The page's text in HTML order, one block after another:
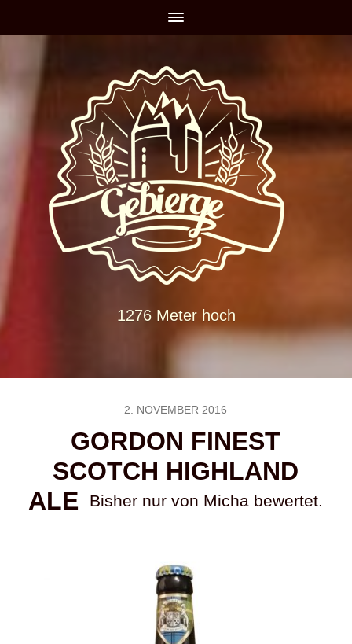
1276 Meter hoch
2. NOVEMBER 2016
GORDON FINEST
SCOTCH HIGHLAND
ALE
Bisher nur von Micha bewertet.